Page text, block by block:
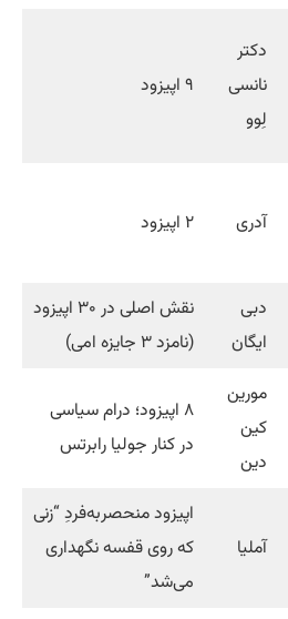
دکتر
نانسی
لِوو
۹ اپیزود
آدری ۲ اپیزود
دبی
ایگان
نقش اصلی در ۳۰ اپیزود
(نامزد ۳ جایزه امی)
مورین
کین
دین
۸ اپیزود؛ درام سیاسی
در کنار جولیا رابرتس
آملیا
اپیزود منحصربه‌فردِ “زنی
که روی قفسه نگهداری
می‌شد”